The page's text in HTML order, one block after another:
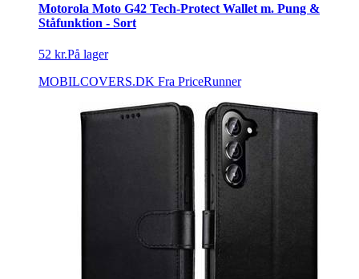
Motorola Moto G42 Tech-Protect Wallet m. Pung &
Ståfunktion - Sort
52 kr.På lager
MOBILCOVERS.DK Fra PriceRunner